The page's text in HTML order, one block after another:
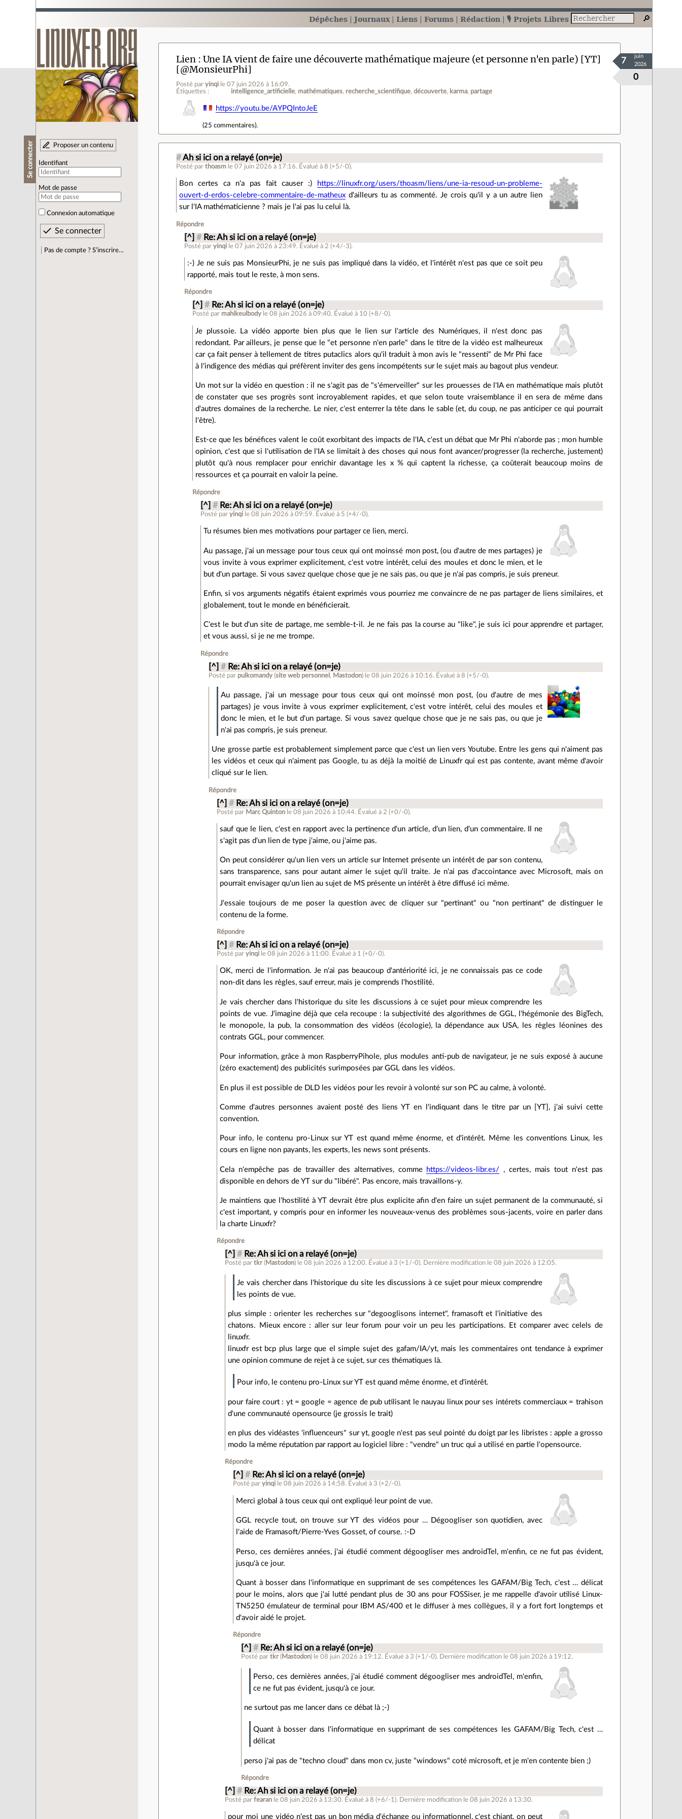
Dépêches Journaux Liens Forums Rédaction 🎙️ Projets Libres
Se connecter Proposer un contenu
Identifiant
Mot de passe
Connexion automatique
Pas de compte ? S’inscrire…
Lien
Une IA vient de faire une découverte mathématique majeure (et personne n'en parle) [YT]
[@MonsieurPhi]
Posté paryinqi le 07 juin 2026 à 16:09.
Étiquettes :
intelligence_artificielle mathématiques recherche_scientifique découverte karma partage
0
7
juin
2026
https://youtu.be/AYPQIntoJeE
(25 commentaires).
# Ah si ici on a relayé (on=je)
Posté parthoasm le 07 juin 2026 à 17:16. Évalué à8 (+5/-0).
Bon certes ca n'a pas fait causer :)
https://linuxfr.org/users/thoasm/liens/une-ia-resoud-un-probleme-
ouvert-d-erdos-celebre-commentaire-de-matheux d'ailleurs tu as commenté. Je crois qu'il y a un autre lien
sur l'IA mathématicienne ? mais je l'ai pas lu celui là.
Répondre
[^] # Re: Ah si ici on a relayé (on=je)
Posté paryinqi le 07 juin 2026 à 23:49. Évalué à 2 (+4/-3).
:-) Je ne suis pas MonsieurPhi, je ne suis pas impliqué dans la vidéo, et l'intérêt n'est pas que ce soit peu
rapporté, mais tout le reste, à mon sens.
Répondre
[^] # Re: Ah si ici on a relayé (on=je)
Posté par mahikeulbody le 08 juin 2026 à 09:40. Évalué à 10 (+8/-0).
Je plussoie. La vidéo apporte bien plus que le lien sur l'article des Numériques, il n'est donc pas
redondant. Par ailleurs, je pense que le "et personne n'en parle" dans le titre de la vidéo est malheureux
car ça fait penser à tellement de titres putaclics alors qu'il traduit à mon avis le "ressenti" de Mr Phi face
à l'indigence des médias qui préfèrent inviter des gens incompétents sur le sujet mais au bagout plus vendeur.
Un mot sur la vidéo en question : il ne s'agit pas de "s'émerveiller" sur les prouesses de l'IA en mathématique mais plutôt
de constater que ses progrès sont incroyablement rapides, et que selon toute vraisemblance il en sera de même dans
d'autres domaines de la recherche. Le nier, c'est enterrer la tête dans le sable (et, du coup, ne pas anticiper ce qui pourrait
l'être).
Est-ce que les bénéfices valent le coût exorbitant des impacts de l'IA, c'est un débat que Mr Phi n'aborde pas ; mon humble
opinion, c'est que si l'utilisation de l'IA se limitait à des choses qui nous font avancer/progresser (la recherche, justement)
plutôt qu'à nous remplacer pour enrichir davantage les x % qui captent la richesse, ça coûterait beaucoup moins de
ressources et ça pourrait en valoir la peine.
Répondre
[^] # Re: Ah si ici on a relayé (on=je)
Posté paryinqi le 08 juin 2026 à 09:59. Évalué à 5 (+4/-0).
Tu résumes bien mes motivations pour partager ce lien, merci.
Au passage, j'ai un message pour tous ceux qui ont moinssé mon post, (ou d'autre de mes partages) je
vous invite à vous exprimer explicitement, c'est votre intérêt, celui des moules et donc le mien, et le
but d'un partage. Si vous savez quelque chose que je ne sais pas, ou que je n'ai pas compris, je suis preneur.
Enfin, si vos arguments négatifs étaient exprimés vous pourriez me convaincre de ne pas partager de liens similaires, et
globalement, tout le monde en bénéficierait.
C'est le but d'un site de partage, me semble-t-il. Je ne fais pas la course au "like", je suis ici pour apprendre et partager,
et vous aussi, si je ne me trompe.
Répondre
[^] # Re: Ah si ici on a relayé (on=je)
Posté par pulkomandy (site web personnel , Mastodon) le 08 juin 2026 à 10:16. Évalué à8 (+5/-0).
Au passage, j'ai un message pour tous ceux qui ont moinssé mon post, (ou d'autre de mes
partages) je vous invite à vous exprimer explicitement, c'est votre intérêt, celui des moules et
donc le mien, et le but d'un partage. Si vous savez quelque chose que je ne sais pas, ou que je
n'ai pas compris, je suis preneur.
Une grosse partie est probablement simplement parce que c'est un lien vers Youtube. Entre les gens qui n'aiment pas
les vidéos et ceux qui n'aiment pas Google, tu as déjà la moitié de Linuxfr qui est pas contente, avant même d'avoir
cliqué sur le lien.
Répondre
[^] # Re: Ah si ici on a relayé (on=je)
Posté par Marc Quinton le 08 juin 2026 à 10:44. Évalué à 2 (+0/-0).
sauf que le lien, c'est en rapport avec la pertinence d'un article, d'un lien, d'un commentaire. Il ne
s'agit pas d'un lien de type j'aime, ou j'aime pas.
On peut considérer qu'un lien vers un article sur Internet présente un intérêt de par son contenu,
sans transparence, sans pour autant aimer le sujet qu'il traite. Je n'ai pas d'accointance avec Microsoft, mais on
pourrait envisager qu'un lien au sujet de MS présente un intérêt à être diffusé ici même.
J'essaie toujours de me poser la question avec de cliquer sur "pertinant" ou "non pertinant" de distinguer le
contenu de la forme.
Répondre
[^] # Re: Ah si ici on a relayé (on=je)
Posté paryinqi le 08 juin 2026 à 11:00. Évalué à 1 (+0/-0).
OK, merci de l'information. Je n'ai pas beaucoup d'antériorité ici, je ne connaissais pas ce code
non-dit dans les règles, sauf erreur, mais je comprends l'hostilité.
Je vais chercher dans l'historique du site les discussions à ce sujet pour mieux comprendre les
points de vue. J'imagine déjà que cela recoupe : la subjectivité des algorithmes de GGL, l'hégémonie des BigTech,
le monopole, la pub, la consommation des vidéos (écologie), la dépendance aux USA, les règles léonines des
contrats GGL, pour commencer.
Pour information, grâce à mon RaspberryPihole, plus modules anti-pub de navigateur, je ne suis exposé à aucune
(zéro exactement) des publicités surimposées par GGL dans les vidéos.
En plus il est possible de DLD les vidéos pour les revoir à volonté sur son PC au calme, à volonté.
Comme d'autres personnes avaient posté des liens YT en l'indiquant dans le titre par un [YT], j'ai suivi cette
convention.
Pour info, le contenu pro-Linux sur YT est quand même énorme, et d'intérêt. Même les conventions Linux, les
cours en ligne non payants, les experts, les news sont présents.
Cela n'empêche pas de travailler des alternatives, comme https://videos-libr.es/ , certes, mais tout n'est pas
disponible en dehors de YT sur du "libéré". Pas encore, mais travaillons-y.
Je maintiens que l'hostilité à YT devrait être plus explicite afin d'en faire un sujet permanent de la communauté, si
c'est important, y compris pour en informer les nouveaux-venus des problèmes sous-jacents, voire en parler dans
la charte Linuxfr?
Répondre
[^] # Re: Ah si ici on a relayé (on=je)
Posté partkr ( Mastodon) le 08 juin 2026 à 12:00. Évalué à 3 (+1/-0). Dernière modification le 08 juin 2026 à 12:05.
Je vais chercher dans l'historique du site les discussions à ce sujet pour mieux comprendre
les points de vue.
plus simple : orienter les recherches sur "degooglisons internet", framasoft et l'initiative des
chatons. Mieux encore : aller sur leur forum pour voir un peu les participations. Et comparer avec celels de
linuxfr.
linuxfr est bcp plus large que el simple sujet des gafam/IA/yt, mais les commentaires ont tendance à exprimer
une opinion commune de rejet à ce sujet, sur ces thématiques là.
Pour info, le contenu pro-Linux sur YT est quand même énorme, et d'intérêt.
pour faire court : yt = google = agence de pub utilisant le nauyau linux pour ses intérets commerciaux = trahison
d'une communauté opensource (je grossis le trait)
en plus des vidéastes 'influenceurs" sur yt, google n'est pas seul pointé du doigt par les libristes : apple a grosso
modo la même réputation par rapport au logiciel libre : "vendre" un truc qui a utilisé en partie l'opensource.
Répondre
[^] # Re: Ah si ici on a relayé (on=je)
Posté paryinqi le 08 juin 2026 à 14:58. Évalué à 3 (+2/-0).
Merci global à tous ceux qui ont expliqué leur point de vue.
GGL recycle tout, on trouve sur YT des vidéos pour … Dégoogliser son quotidien, avec
l'aide de Framasoft/Pierre-Yves Gosset, of course. :-D
Perso, ces dernières années, j'ai étudié comment dégoogliser mes androidTel, m'enfin, ce ne fut pas évident,
jusqu'à ce jour.
Quant à bosser dans l'informatique en supprimant de ses compétences les GAFAM/Big Tech, c'est … délicat
pour le moins, alors que j'ai lutté pendant plus de 30 ans pour FOSSiser, je me rappelle d'avoir utilisé Linux-
TN5250 émulateur de terminal pour IBM AS/400 et le diffuser à mes collègues, il y a fort fort longtemps et
d'avoir aidé le projet.
Répondre
[^] # Re: Ah si ici on a relayé (on=je)
Posté partkr ( Mastodon) le 08 juin 2026 à 19:12. Évalué à 3 (+1/-0). Dernière modification le 08 juin 2026 à 19:12.
Perso, ces dernières années, j'ai étudié comment dégoogliser mes androidTel, m'enfin,
ce ne fut pas évident, jusqu'à ce jour.
ne surtout pas me lancer dans ce débat là ;-)
Quant à bosser dans l'informatique en supprimant de ses compétences les GAFAM/Big Tech, c'est …
délicat
perso j'ai pas de "techno cloud" dans mon cv, juste "windows" coté microsoft, et je m'en contente bien ;)
Répondre
[^] # Re: Ah si ici on a relayé (on=je)
Posté parfearan le 08 juin 2026 à 13:30. Évalué à8 (+6/-1). Dernière modification le 08 juin 2026 à 13:30.
pour moi une vidéo n'est pas un bon média d'échange ou informationnel, c'est chiant, on peut